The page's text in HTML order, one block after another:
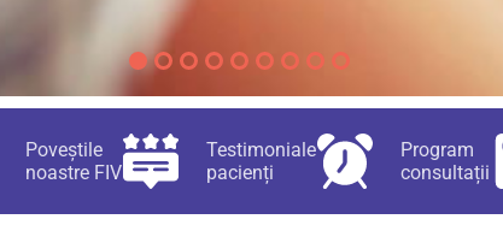
Poveștile
noastre FIV
Testimoniale
pacienți
Program
consultații